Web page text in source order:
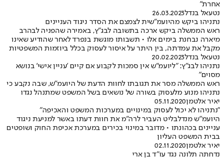
אחרת"
נטעאל בנדל26.03.2023
נתניהו ביקש מהיועמ"שית לצמצם את הסדר ניגוד העניינים
ראש הממשלה ביקש ארכה בתשובה לבג"ץ, באמירה שהפניה לבהרב
מיארה נבחנת בימים אלו • תשבותו מוגשת בנפרד לאחר שהודיע שאינו
מקבל את עמדתה, בין היתר על איסור לעסוק בכלל ביוזמות המשפטיות
נטעאל בנדל20.02.2023
נתניהו לבג"ץ: "ליועמ"ש אין סמכות לקבוע אם קיים 'עניין אישי' בנושא
מסוים"
ראש הממשלה מסר את תגובתו לחוות הדעת של היועמ"ש, שבה נקבע כי
נתניהו מנוע מלעסוק בשורה של נושאים בשל המשפט שמתנהל נגדו
יאיר אלטמן05.11.2020
"נתניהו לא יכול לעסוק במינויים במערכות המשפט והאכיפה"
היועמ"ש מנדלבליט העביר לרה"מ את חוות דעתו באשר למניעת ניגוד
עניינים בכהונתו • מדובר במינוי בכירים במערכת אכיפת החוק ושופטים
בבית המשפט העליון
יאיר אלטמן02.11.2020
נדחתה תלונה נגד עו"ד בן ארי